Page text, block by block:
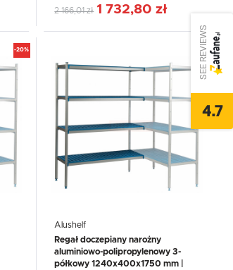
2 166,01 zł 1 732,80 zł
-20% -20%
Alushelf
Regał doczepiany narożny
aluminiowo-polipropylenowy 3-
półkowy 1240x400x1750 mm |
SEE REVIEWS
4.7